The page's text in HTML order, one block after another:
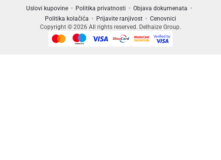
Uslovi kupovine Politika privatnosti
Objava dokumenata
Politika kolačića
Prijavite ranjivost
Cenovnici
Copyright © 2026 All rights reserved. Delhaize Group.